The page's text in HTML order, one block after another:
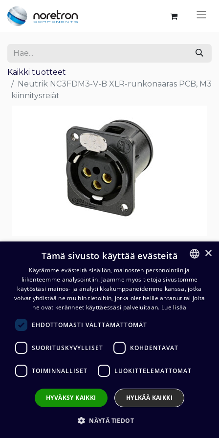
Kaikki tuotteet
Neutrik NC3FDM3-V-B XLR-runkonaaras PCB, M3
kiinnitysreiät
Neutrik NC3FDM3-V-B XLR-
runkonaaras PCB, M3
kiinnitysreiät
8,88 (alv. 0 %)
Liittimen valmistaja:Neutrik
Liittimen tyyppi:XLR3
Liittimen sukupuoli:Naaras
FINNISH
ENGLISH
×
Tämä sivusto käyttää evästeitä
Käytämme evästeitä sisällön, mainosten personointiin ja
liikenteemme analysointiin. Jaamme myös tietoja sivustomme
käytöstäsi mainos- ja analytiikkakumppaneidemme kanssa, jotka
voivat yhdistää ne muihin tietoihin, jotka olet heille antanut tai joita
he ovat keränneet käyttäessäsi palveluitaan. Lue lisää
EHDOTTOMASTI VÄLTTÄMÄTTÖMÄT
SUORITUSKYVYLLISET KOHDENTAVAT
TOIMINNALLISET LUOKITTELEMATTOMAT
HYVÄKSY KAIKKI HYLKÄÄ KAIKKI
NÄYTÄ TIEDOT